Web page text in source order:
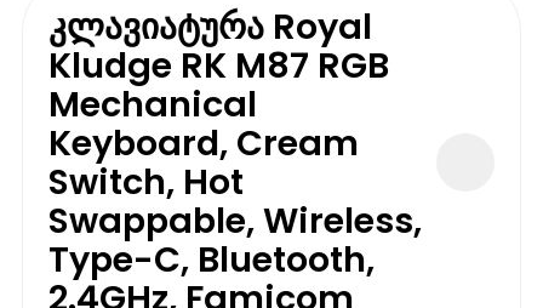
კლავიატურა Royal
Kludge RK M87 RGB
Mechanical
Keyboard, Cream
Switch, Hot
Swappable, Wireless,
Type-C, Bluetooth,
2.4GHz, Famicom